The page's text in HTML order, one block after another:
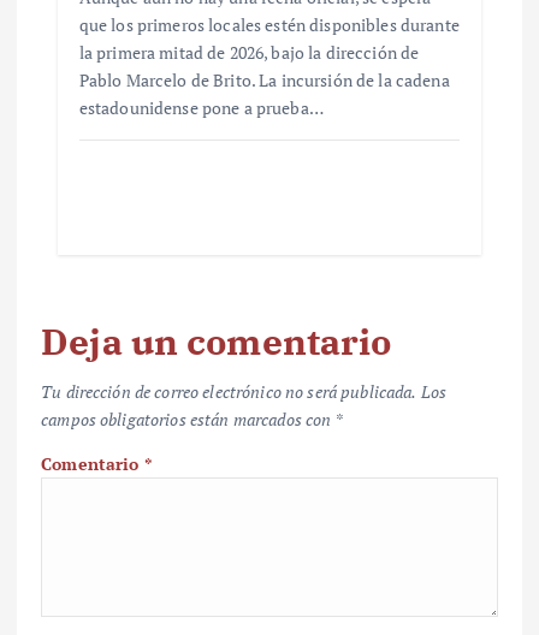
que los primeros locales estén disponibles durante
la primera mitad de 2026, bajo la dirección de
Pablo Marcelo de Brito. La incursión de la cadena
estadounidense pone a prueba…
Deja un comentario
Tu dirección de correo electrónico no será publicada. Los
campos obligatorios están marcados con *
Comentario *